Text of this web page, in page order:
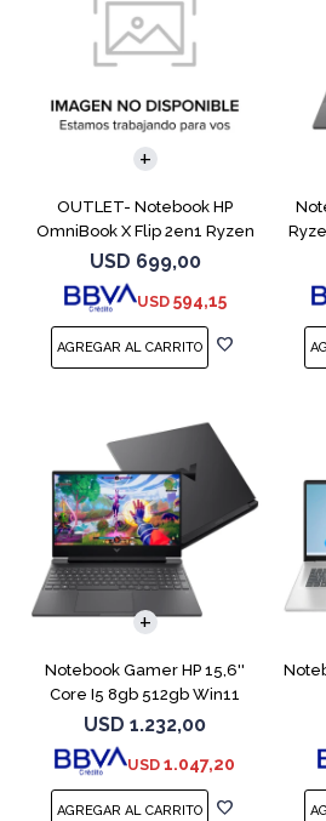
OUTLET- Notebook HP
OmniBook X Flip 2en1 Ryzen
5 512GB 8GB
USD 699,00
USD 594,15
COMPARAR
Notebook Gamer HP 15,6''
Core I5 8gb 512gb Win11
Rtx3050
USD 1.232,00
USD 1.047,20
COMPARAR